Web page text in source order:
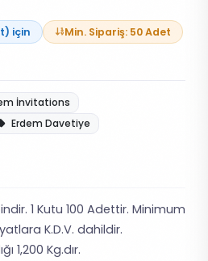
için
Min. Sipariş: 50 Adet
İnvitations
Erdem Davetiye
1 Kutu 100 Adettir. Minimum
K.D.V. dahildir.
1,200 Kg.dır.